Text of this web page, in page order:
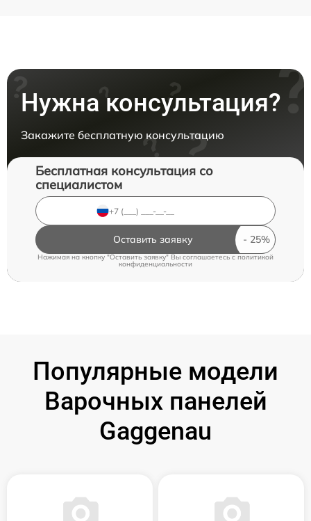
Нужна консультация?
Закажите бесплатную консультацию
Бесплатная консультация со
специалистом
Оставить заявку
Нажимая на кнопку "Оставить заявку" Вы соглашаетесь c политикой
конфиденциальности
Популярные модели
Варочных панелей
Gaggenau